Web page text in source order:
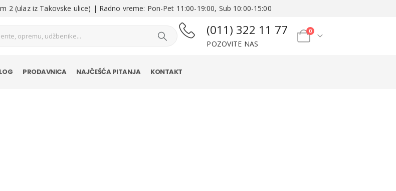
2 (ulaz iz Takovske ulice) | Radno vreme: Pon-Pet 11:00-19:00, Sub 10:00-15:00
(011) 322 11 77
POZOVITE NAS
0
PRODAVNICA NAJČEŠĆA PITANJA KONTAKT